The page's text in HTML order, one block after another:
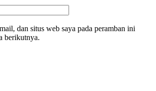
dan situs web saya pada peramban ini
berikutnya.